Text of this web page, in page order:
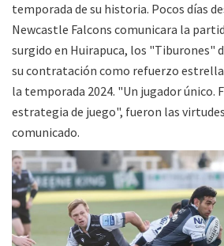
temporada de su historia. Pocos días
Newcastle Falcons comunicara la
surgido en Huirapuca, los "Tiburones"
su contratación como refuerzo estrella
la temporada 2024. "Un jugador único.
estrategia de juego", fueron las
comunicado.